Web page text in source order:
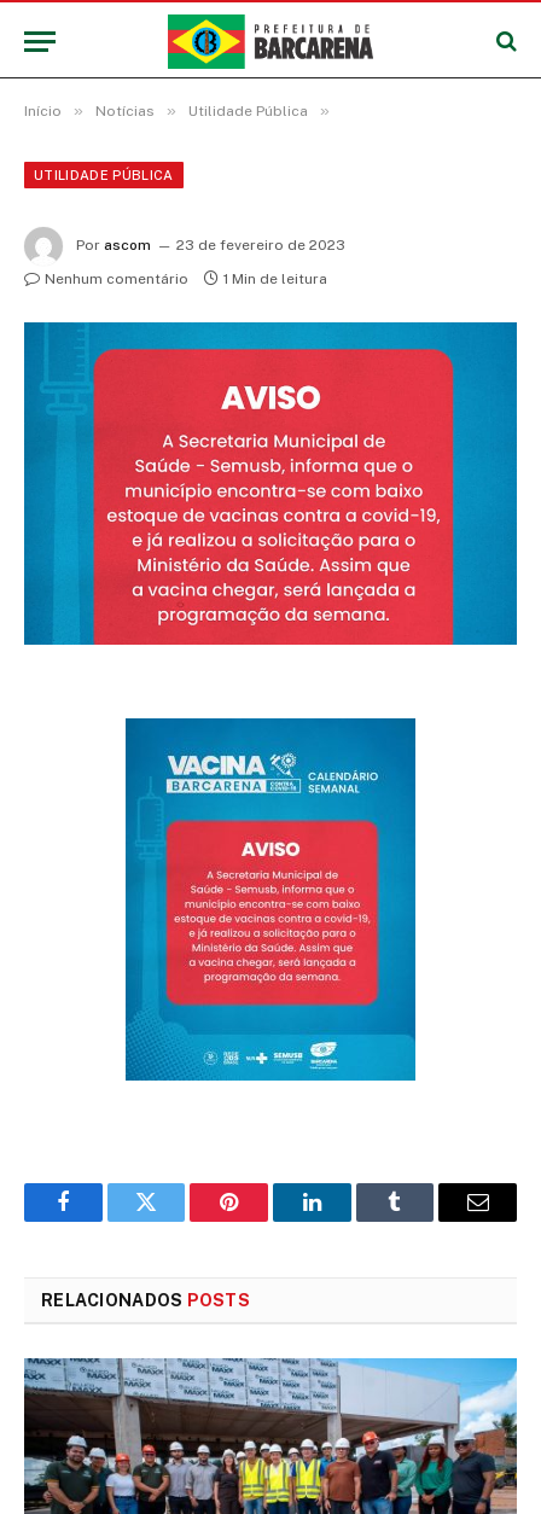
Início » Notícias » Utilidade Pública »
UTILIDADE PÚBLICA
Por ascom
23 de fevereiro de 2023
Nenhum comentário
1 Min de leitura
FacebookTwitter Pinterest LinkedInTumblr
E-
RELACIONADOS POSTS